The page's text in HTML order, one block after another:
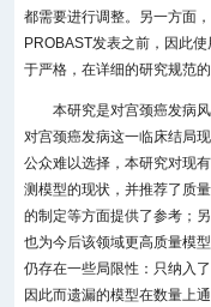
都需要进行调整。另一方面
PROBAST发表之前，因此
于严格，在详细的研究规范
本研究是对宫颈癌发病
对宫颈癌发病这一临床结局
公众难以选择，本研究对现
测模型的现状，并推荐了质
的制定等方面提供了参考；
也为今后该领域更高质量模
仍存在一些局限性：只纳入
因此而遗漏的模型在数量上